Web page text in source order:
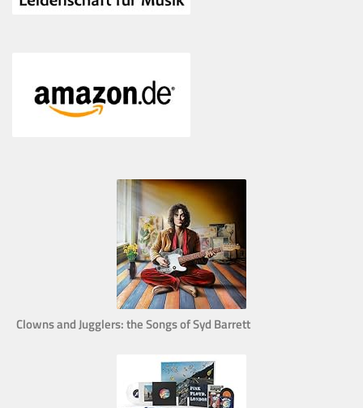
Clowns and Jugglers: the Songs of Syd Barrett